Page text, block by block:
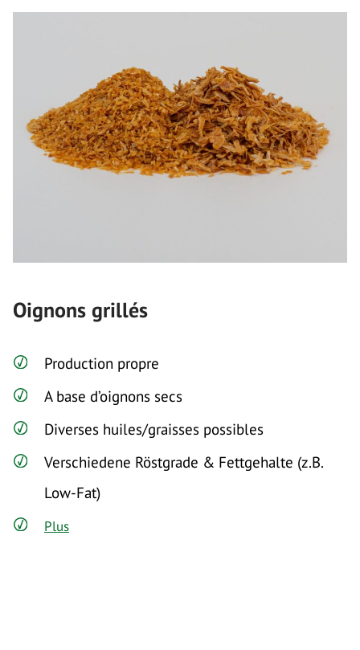
Oignons grillés
Production propre
A base d’oignons secs
Diverses huiles/graisses possibles
Verschiedene Röstgrade & Fettgehalte (z.B.
Low-Fat)
Plus